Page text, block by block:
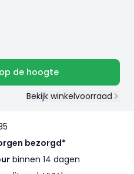
de hoogte
Bekijk winkelvoorraad
bezorgd*
binnen 14 dagen